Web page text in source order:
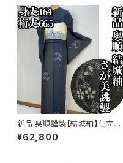
新品 奥順謹製【結城紬】仕立て
上り おく玉 正絹 さが美 s74
8
¥62,800